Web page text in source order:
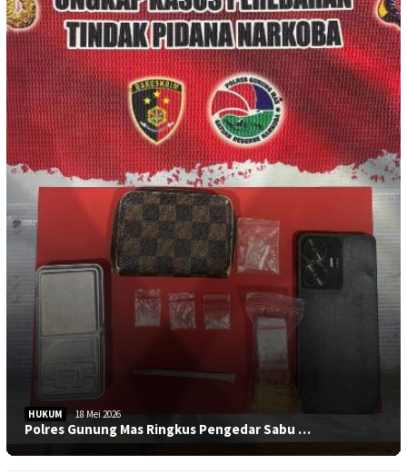
HUKUM 18 Mei 2026
Polres Gunung Mas Ringkus Pengedar Sabu …